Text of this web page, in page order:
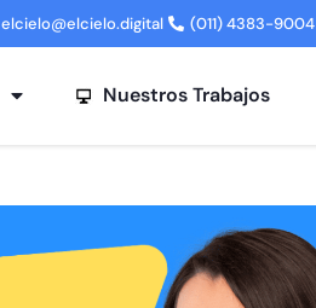
elcielo@elcielo.digital (011) 4383-9004
Nuestros Trabajos